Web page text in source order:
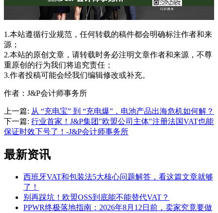
1.本站遵循行业规范，任何转载的稿件都会明确标注作者和来
源；
2.本站的原创文章，请转载时务必注明文章作者和来源，不尊
重原创的行为我们将追究责任；
3.作者投稿可能会经我们编辑修改或补充。
作者：J&P会计师事务所
上一篇: 从 “充电宝” 到 “充电爆”，电池产品出海危机如何解？
下一篇: 行业首家！J&P集团"欧盟公司主体"注册法国VAT也能
保证时效下号了！-J&P会计师事务所
最新资讯
西班牙VAT和包装法5大核心问题解答，看这篇文章就够
了！
别再踩坑！欧盟OSS到底能不能替代VAT？
PPWR终极落地指南：2026年8月12日前，卖家究竟要做